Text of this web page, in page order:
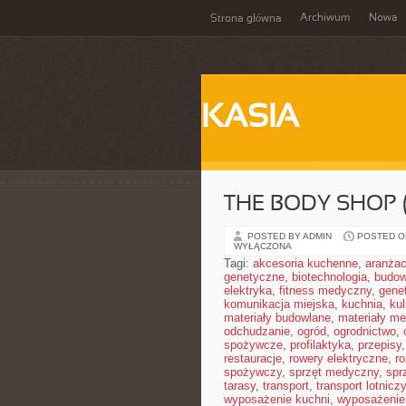
Strona główna Archiwum Nowa
KASIA
THE BODY
POSTED BY ADMIN POSTED
WYŁĄCZONA
Tagi: akcesoria kuchenne,
genetyczne, biotechnologia,
elektryka, fitness medyczny,
komunikacja miejska, kuchnia,
materiały budowlane, materiały
odchudzanie, ogród, ogrodnictwo,
spożywcze, profilaktyka, przepisy,
restauracje, rowery elektryczne,
spożywczy, sprzęt medyczny,
tarasy, transport, transport lotniczy
wyposażenie kuchni,